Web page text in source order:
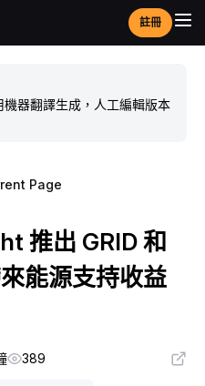
註冊
器翻譯生成，人工編輯版本
Page
推出 GRID 和
能源支持收益
389